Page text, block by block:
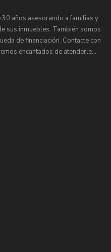
años asesorando a familias y
sus inmuebles. También somos
de financiación. Contacte con
encantados de atenderle…